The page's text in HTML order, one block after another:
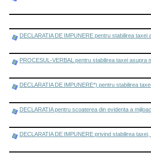
DECLARATIA DE IMPUNERE pentru stabilirea
PROCESUL-VERBAL pentru stabilirea taxei asupra
DECLARATIA DE IMPUNERE*) pentru stabilirea
DECLARATIA pentru scoaterea din evidenta a
DECLARATIA DE IMPUNERE privind stabilirea